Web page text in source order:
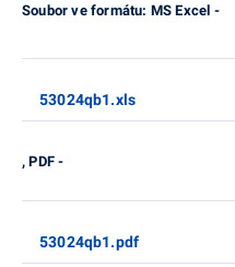
Soubor ve formátu: MS Excel -
53024qb1.xls
, PDF -
53024qb1.pdf